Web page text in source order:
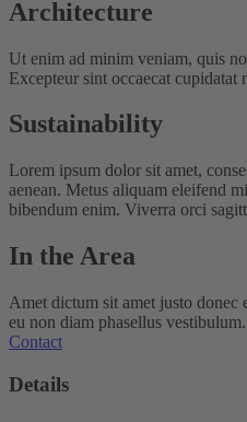
Architecture
Ut enim ad minim veniam, quis
Excepteur sint occaecat
Sustainability
Lorem ipsum dolor sit amet,
aenean. Metus aliquam eleifend
bibendum enim. Viverra orci
In the Area
Amet dictum sit amet justo
eu non diam phasellus
Contact
Details